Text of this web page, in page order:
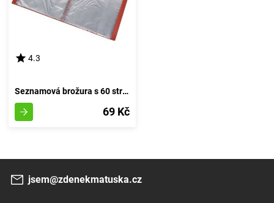
4.3
Seznamová brožura s 60 stránkami
69 Kč
jsem@zdenekmatuska.cz